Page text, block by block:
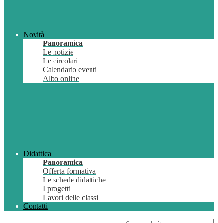
Novità
Panoramica
Le notizie
Le circolari
Calendario eventi
Albo online
Didattica
Panoramica
Offerta formativa
Le schede didattiche
I progetti
Lavori delle classi
Contatti